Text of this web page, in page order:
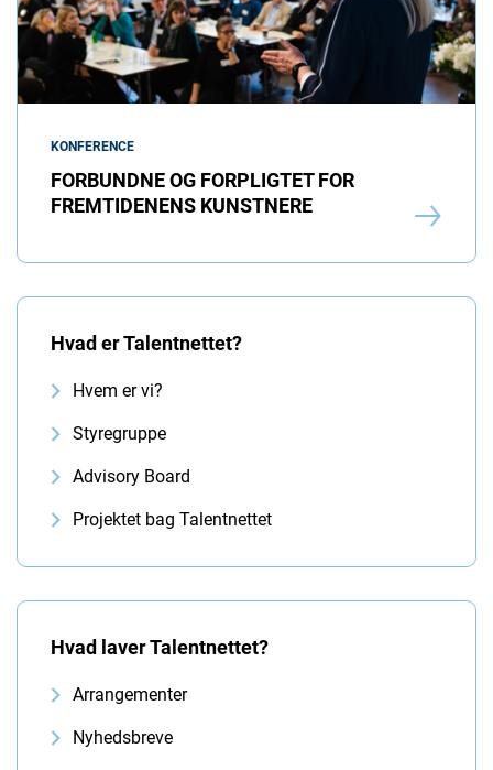
KONFERENCE
FORBUNDNE OG FORPLIGTET FOR
FREMTIDENENS KUNSTNERE
Hvad er Talentnettet?
Hvem er vi?
Styregruppe
Advisory Board
Projektet bag Talentnettet
Hvad laver Talentnettet?
Arrangementer
Nyhedsbreve